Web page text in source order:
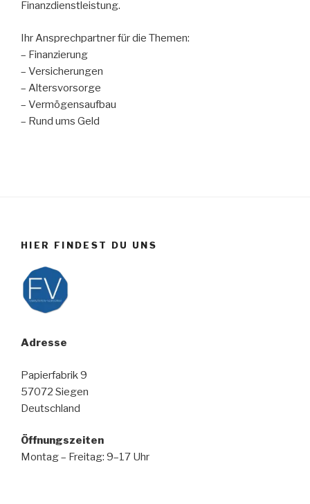
Finanzdienstleistung.
Ihr Ansprechpartner für die Themen:
– Finanzierung
– Versicherungen
– Altersvorsorge
– Vermögensaufbau
– Rund ums Geld
HIER FINDEST DU UNS
Adresse
Papierfabrik 9
57072 Siegen
Deutschland
Öffnungszeiten
Montag – Freitag: 9–17 Uhr